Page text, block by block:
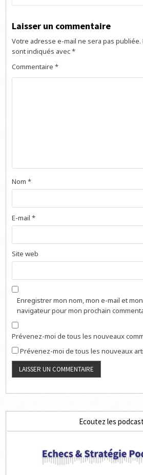
Laisser un commentaire
Votre adresse e-mail ne sera pas publiée.
sont indiqués avec*
Commentaire*
Nom*
E-mail*
Site web
Enregistrer mon nom, mon e-mail et
navigateur pour mon prochain
Prévenez-moi de tous les nouveaux
Prévenez-moi de tous les nouveaux
Ecoutez les